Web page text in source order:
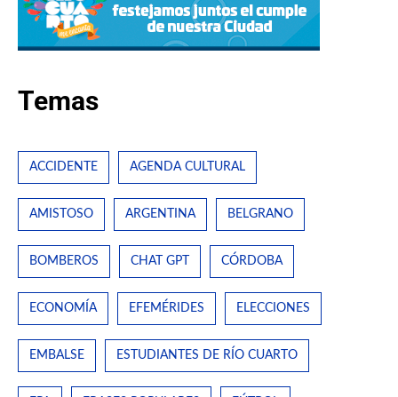
Temas
ACCIDENTE AGENDA CULTURAL
AMISTOSO ARGENTINA BELGRANO
BOMBEROS CHAT GPT CÓRDOBA
ECONOMÍA EFEMÉRIDES ELECCIONES
EMBALSE ESTUDIANTES DE RÍO CUARTO